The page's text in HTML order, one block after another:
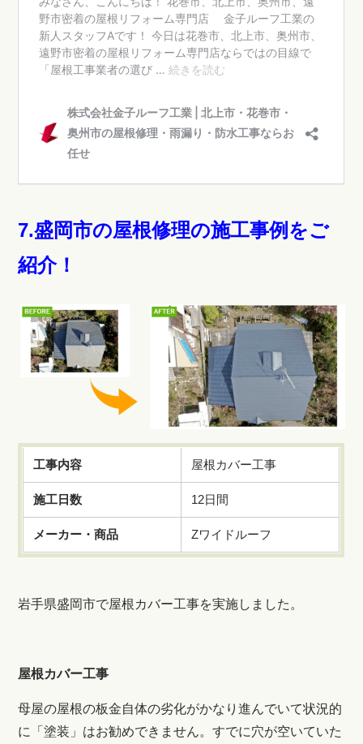
7.盛岡市の屋根修理の施工事例をご
紹介！
工事内容 屋根カバー工事
施工日数 12日間
メーカー・商品 Zワイドルーフ
岩手県盛岡市で屋根カバー工事を実施しました。
屋根カバー工事
母屋の屋根の板金自体の劣化がかなり進んでいて状況的
に「塗装」はお勧めできません。すでに穴が空いていた